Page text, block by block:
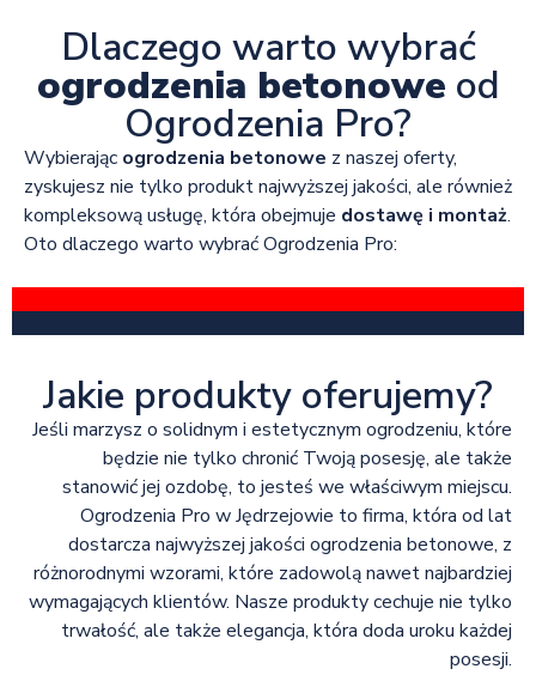
Dlaczego warto wybrać
ogrodzenia betonowe od
Ogrodzenia Pro?
Wybierając ogrodzenia betonowe z naszej oferty,
zyskujesz nie tylko produkt najwyższej jakości, ale również
kompleksową usługę, która obejmuje dostawę i montaż.
Oto dlaczego warto wybrać Ogrodzenia Pro:
Jakie produkty oferujemy?
Jeśli marzysz o solidnym i estetycznym ogrodzeniu, które
będzie nie tylko chronić Twoją posesję, ale także
stanowić jej ozdobę, to jesteś we właściwym miejscu.
Ogrodzenia Pro w Jędrzejowie to firma, która od lat
dostarcza najwyższej jakości ogrodzenia betonowe, z
różnorodnymi wzorami, które zadowolą nawet najbardziej
wymagających klientów. Nasze produkty cechuje nie tylko
trwałość, ale także elegancja, która doda uroku każdej
posesji.